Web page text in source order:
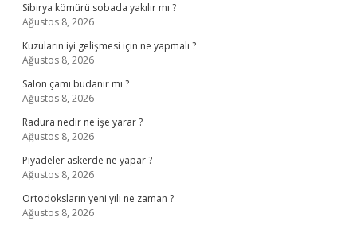
Sibirya kömürü sobada yakılır mı ?
Ağustos 8, 2026
Kuzuların iyi gelişmesi için ne yapmalı ?
Ağustos 8, 2026
Salon çamı budanır mı ?
Ağustos 8, 2026
Radura nedir ne işe yarar ?
Ağustos 8, 2026
Piyadeler askerde ne yapar ?
Ağustos 8, 2026
Ortodoksların yeni yılı ne zaman ?
Ağustos 8, 2026